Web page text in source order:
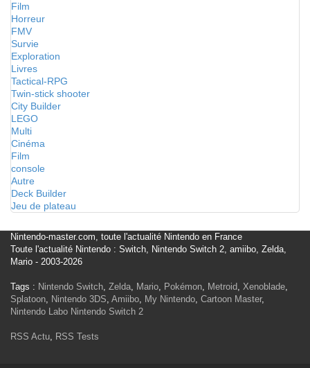
Film
Horreur
FMV
Survie
Exploration
Livres
Tactical-RPG
Twin-stick shooter
City Builder
LEGO
Multi
Cinéma
Film
console
Autre
Deck Builder
Jeu de plateau
Nintendo-master.com, toute l'actualité Nintendo en France
Toute l'actualité Nintendo : Switch, Nintendo Switch 2, amiibo, Zelda,
Mario - 2003-2026
Tags : Nintendo Switch, Zelda, Mario, Pokémon, Metroid, Xenoblade,
Splatoon, Nintendo 3DS, Amiibo, My Nintendo, Cartoon Master,
Nintendo Labo Nintendo Switch 2
RSS Actu, RSS Tests